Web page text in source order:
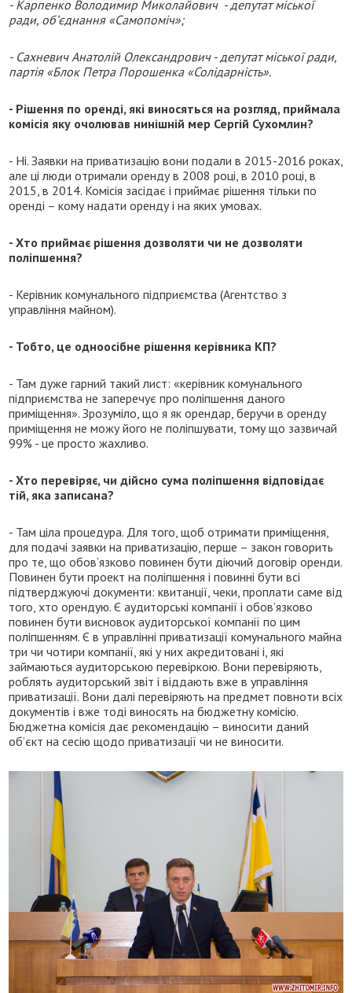
- Карпенко Володимир Миколайович - депутат міської
ради, об’єднання «Самопоміч»;
- Сахневич Анатолій Олександрович - депутат міської ради,
партія «Блок Петра Порошенка «Солідарність».
- Рішення по оренді, які виносяться на розгляд, приймала
комісія яку очолював нинішній мер Сергій Сухомлин?
- Ні. Заявки на приватизацію вони подали в 2015-2016 роках,
але ці люди отримали оренду в 2008 році, в 2010 році, в
2015, в 2014. Комісія засідає і приймає рішення тільки по
оренді – кому надати оренду і на яких умовах.
- Хто приймає рішення дозволяти чи не дозволяти
поліпшення?
- Керівник комунального підприємства (Агентство з
управління майном).
- Тобто, це одноосібне рішення керівника КП?
- Там дуже гарний такий лист: «керівник комунального
підприємства не заперечує про поліпшення даного
приміщення». Зрозуміло, що я як орендар, беручи в оренду
приміщення не можу його не поліпшувати, тому що зазвичай
99% - це просто жахливо.
- Хто перевіряє, чи дійсно сума поліпшення відповідає
тій, яка записана?
- Там ціла процедура. Для того, щоб отримати приміщення,
для подачі заявки на приватизацію, перше – закон говорить
про те, що обов’язково повинен бути діючий договір оренди.
Повинен бути проект на поліпшення і повинні бути всі
підтверджуючі документи: квитанції, чеки, проплати саме від
того, хто орендую. Є аудиторські компанії і обов’язково
повинен бути висновок аудиторської компанії по цим
поліпшенням. Є в управлінні приватизації комунального майна
три чи чотири компанії, які у них акредитовані і, які
займаються аудиторською перевіркою. Вони перевіряють,
роблять аудиторський звіт і віддають вже в управління
приватизації. Вони далі перевіряють на предмет повноти всіх
документів і вже тоді виносять на бюджетну комісію.
Бюджетна комісія дає рекомендацію – виносити даний
об’єкт на сесію щодо приватизації чи не виносити.